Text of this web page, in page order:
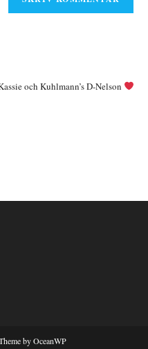
och Kuhlmann’s D-Nelson
by OceanWP